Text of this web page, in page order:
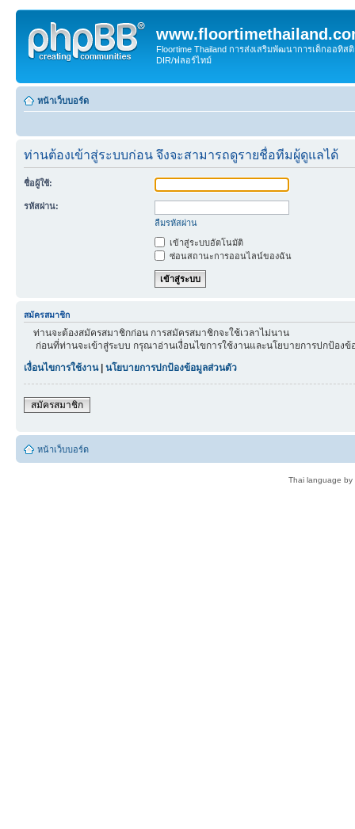
Floortime Thailand การส่งเสริมพัฒนาการเด็กออทิ
DIR/ฟลอร์ไทม์
หน้าเว็บบอร์ด
ท่านต้องเข้าสู่ระบบก่อน จึงจะสามารถดูรายชื่อทีมผู้ดูแลได้
ชื่อผู้ใช้:
รหัสผ่าน:
ลืมรหัสผ่าน
เข้าสู่ระบบอัตโนมัติ
ซ่อนสถานะการออนไลน์ของฉัน
สมัครสมาชิก
ท่านจะต้องสมัครสมาชิกก่อน การสมัครสมาชิกจะใช้เวลาไม่นาน
ก่อนที่ท่านจะเข้าสู่ระบบ กรุณาอ่านเงื่อนไขการใช้งานและนโยบายการปกป้อง
เงื่อนไขการใช้งาน| นโยบายการปกป้องข้อมูลส่วนตัว
สมัครสมาชิก
หน้าเว็บบอร์ด
Thai language by